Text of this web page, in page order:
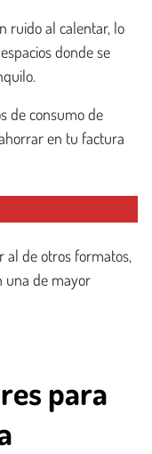
ruido al calentar, lo
donde se
de consumo de
en tu factura
al de otros formatos,
una de mayor
para